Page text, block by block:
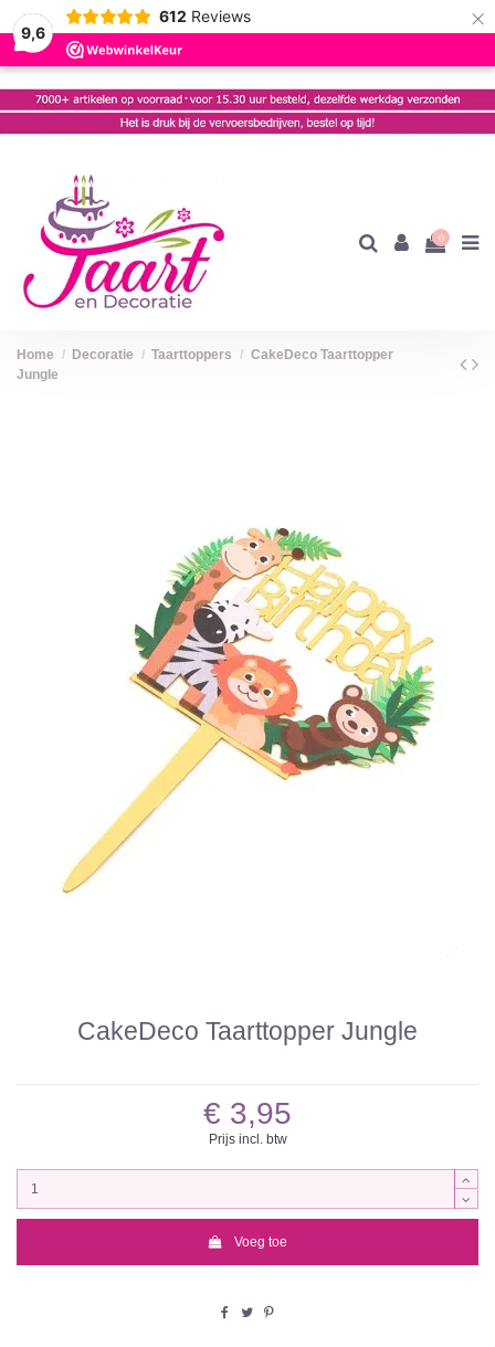
9,6
612 Reviews ×
0
Home Decoratie Taarttoppers
CakeDeco Taarttopper
Jungle
CakeDeco Taarttopper Jungle
€ 3,95
Prijs incl. btw
Voeg toe